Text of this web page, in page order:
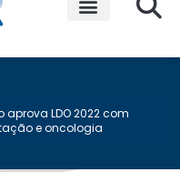
aprova LDO 2022 com
e oncologia
in